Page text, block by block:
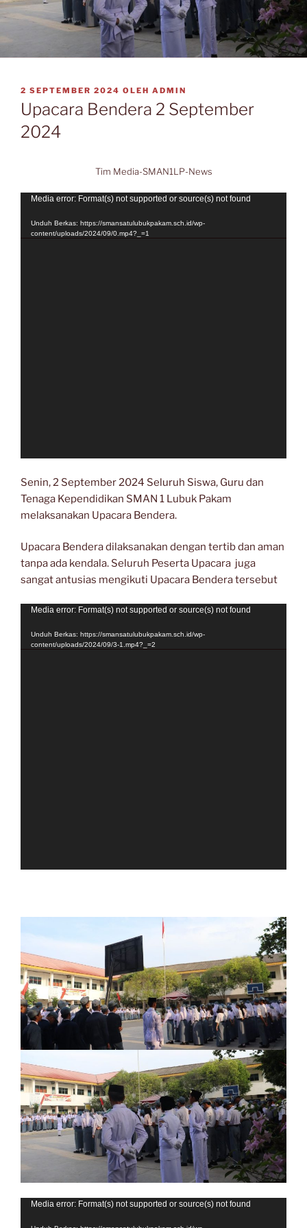
DIPOSKAN
PADA
2 SEPTEMBER 2024 OLEH ADMIN
Upacara Bendera 2 September
2024
Tim Media-SMAN1LP-News
Pemutar
Media error: Format(s) not supported or source(s) not found
Unduh Berkas: https://smansatulubukpakam.sch.id/wp-
content/uploads/2024/09/0.mp4?_=1
Senin, 2 September 2024 Seluruh Siswa, Guru dan
Tenaga Kependidikan SMAN 1 Lubuk Pakam
melaksanakan Upacara Bendera.
Upacara Bendera dilaksanakan dengan tertib dan aman
tanpa ada kendala. Seluruh Peserta Upacara juga
sangat antusias mengikuti Upacara Bendera tersebut
Pemutar
Media error: Format(s) not supported or source(s) not found
Unduh Berkas: https://smansatulubukpakam.sch.id/wp-
content/uploads/2024/09/3-1.mp4?_=2
Pemutar
Media error: Format(s) not supported or source(s) not found